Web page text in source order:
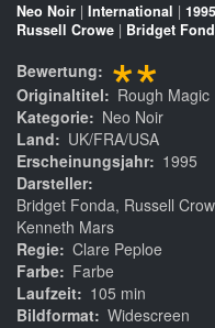
Neo Noir | International | 1995
Russell Crowe | Bridget
Bewertung **
Originaltitel
Rough Magic
Kategorie
Neo Noir
Land
UK/FRA/USA
Erscheinungsjahr
1995
Darsteller
Bridget Fonda, Russell
Kenneth Mars
Regie Clare Peploe
Farbe
Farbe
Laufzeit
105 min
Bildformat Widescreen